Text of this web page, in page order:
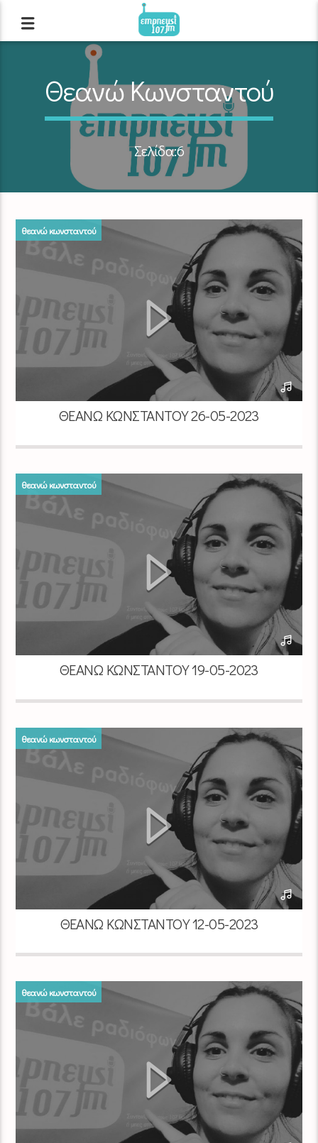
Θεανώ Κωνσταντού
Σελίδα:6
θεανώ κωνσταντού
ΘΕΑΝΏ ΚΩΝΣΤΑΝΤΟΎ 26-05-2023
θεανώ κωνσταντού
ΘΕΑΝΏ ΚΩΝΣΤΑΝΤΟΎ 19-05-2023
θεανώ κωνσταντού
ΘΕΑΝΏ ΚΩΝΣΤΑΝΤΟΎ 12-05-2023
θεανώ κωνσταντού